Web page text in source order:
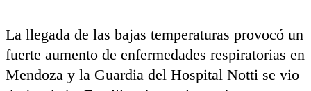
La llegada de las bajas temperaturas provocó un
fuerte aumento de enfermedades respiratorias en
Mendoza y la Guardia del Hospital Notti se vio